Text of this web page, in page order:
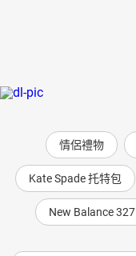
情侶禮物
Kate Spade 托特包
New Balance 327